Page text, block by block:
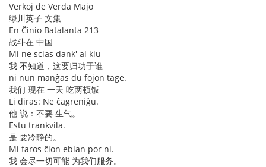
Verkoj de Verda Majo
绿川英子 文集
En Ĉinio Batalanta 213
战斗在 中国
Mi ne scias dank' al kiu
我 不知道，这要归功于谁
ni nun manĝas du fojon tage.
我们 现在 一天 吃两顿饭
Li diras: Ne ĉagreniĝu.
他 说：不要 生气。
Estu trankvila.
是 要冷静的。
Mi faros ĉion eblan por ni.
我 会尽一切可能 为我们服务。